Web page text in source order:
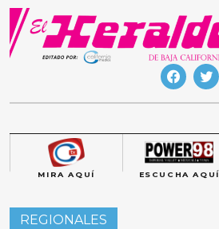
Skip
content
MIRA AQUÍ ESCUCHA AQUÍ
REGIONALES